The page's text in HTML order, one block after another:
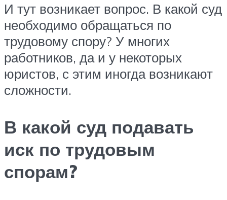
И тут возникает вопрос. В какой суд
необходимо обращаться по
трудовому спору? У многих
работников, да и у некоторых
юристов, с этим иногда возникают
сложности.
В какой суд подавать
иск по трудовым
спорам?